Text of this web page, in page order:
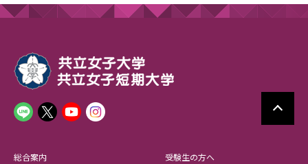
総合案内 受験生の方へ